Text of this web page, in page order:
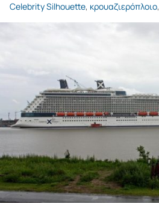
Celebrity Silhouette, κρουαζιερόπλοιο,